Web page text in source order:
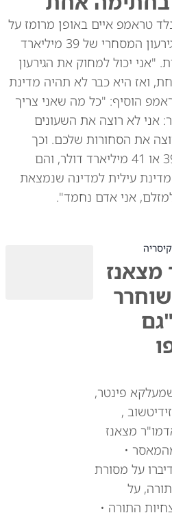
טראמפ איים באופן מרומז על
שוויץ בהקשר לגירעון המסחרי של 39 מיליארד
"אני יכול למחוק את הגירעון
ואז היא כבר לא תהיה מדינת
הוסיף: "כל מה שאני צריך
אני לא רוצה את השעונים
את הסחורות שלכם. וכך
אנחנו חוסכים 39 או 41 מיליארד דולר, והם
מדינת עילית למדינה שנמצאת
אני אדם נחמד".
מצאנז
פינטר,
,
מצאנז
•
על מסורת
על
התורה •